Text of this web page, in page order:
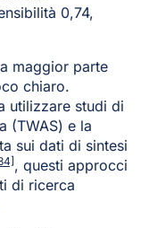
0,74,
maggior parte
chiaro.
utilizzare studi di
(TWAS) e la
sui dati di sintesi
, questi approcci
di ricerca